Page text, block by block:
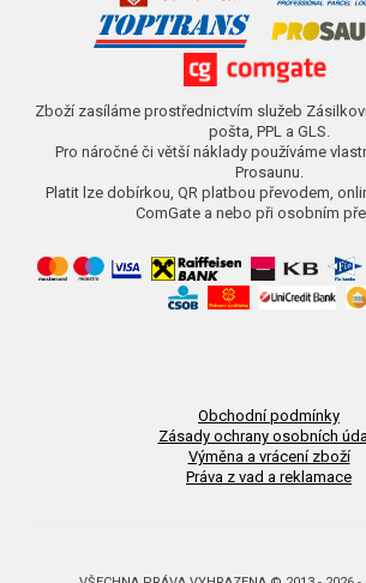
Zboží zasíláme prostřednictvím služeb
pošta, PPL a GLS.
Pro náročné či větší náklady používáme
Prosaunu.
Platit lze dobírkou, QR platbou převodem,
ComGate a nebo při osobním
Obchodní podmínky
Zásady ochrany osobních
Výměna a vrácení zboží
Práva z vad a reklamace